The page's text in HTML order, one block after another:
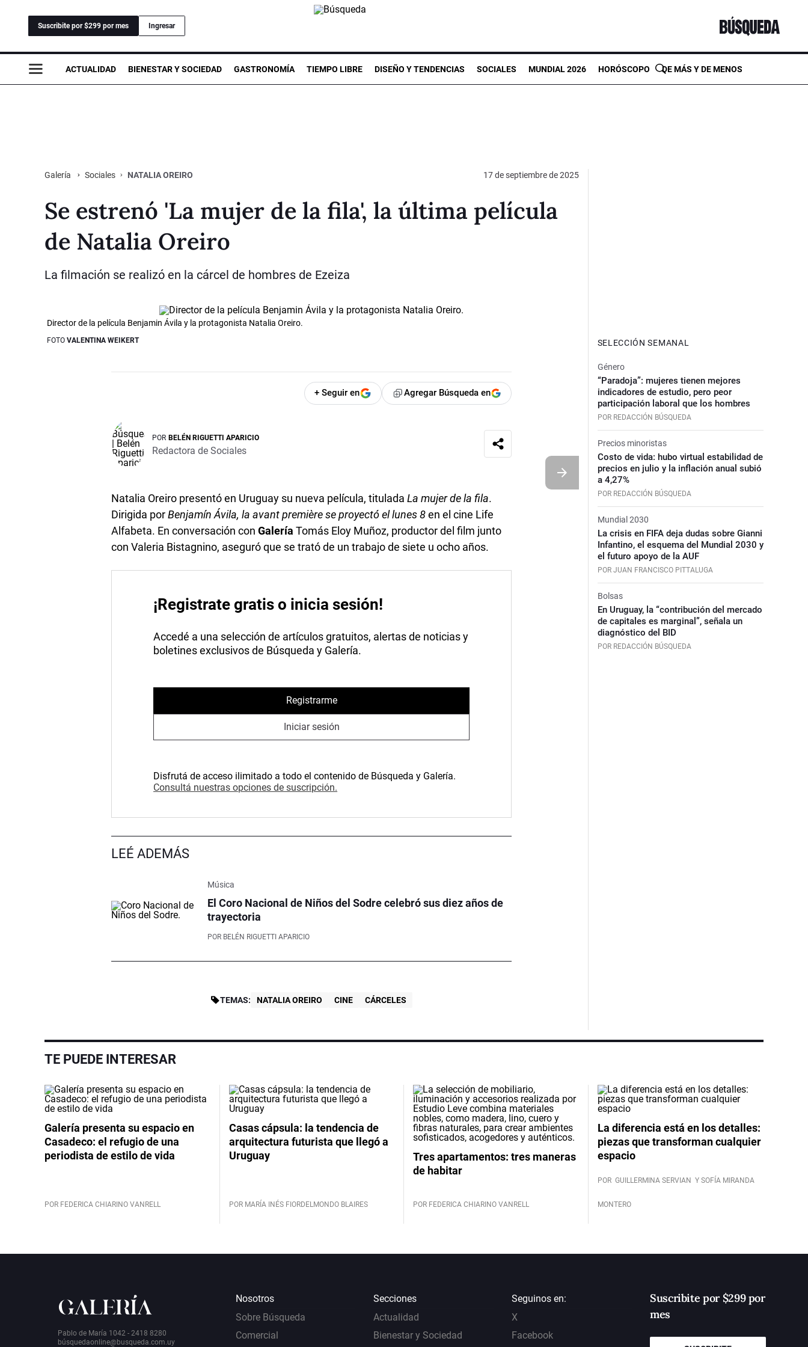
Suscribite por $299 por mes Ingresar
ACTUALIDAD BIENESTAR Y SOCIEDAD GASTRONOMÍA TIEMPO LIBRE DISEÑO Y TENDENCIAS SOCIALES MUNDIAL 2026 HORÓSCOPO DE MÁS Y DE MENOS
Galería Sociales NATALIA OREIRO 17 de septiembre de 2025
Se estrenó 'La mujer de la fila', la última película
de Natalia Oreiro
La filmación se realizó en la cárcel de hombres de Ezeiza
Director de la película Benjamin Ávila y la protagonista Natalia Oreiro.
FOTO VALENTINA WEIKERT
+ Seguir en Agregar Búsqueda en
POR BELÉN RIGUETTI APARICIO
Redactora de Sociales
Natalia Oreiro presentó en Uruguay su nueva película, tituladaLa mujer de la fila.
Dirigida porBenjamín Ávila, laavant premièrese proyectó el lunes 8en el cine Life
Alfabeta. En conversación conGalería Tomás Eloy Muñoz, productor del film junto
con Valeria Bistagnino, aseguró que se trató de un trabajo de siete u ocho años.
¡Registrate gratis o inicia sesión!
Accedé a una selección de artículos gratuitos, alertas de noticias y
boletines exclusivos de Búsqueda y Galería.
Registrarme
Iniciar sesión
Disfrutá de acceso ilimitado a todo el contenido de Búsqueda y Galería.
Consultá nuestras opciones de suscripción.
LEÉ ADEMÁS
Música
El Coro Nacional de Niños del Sodre celebró sus diez años de
trayectoria
POR BELÉN RIGUETTI APARICIO
TEMAS: NATALIA OREIRO CINE CÁRCELES
SELECCIÓN SEMANAL
Género
“Paradoja”: mujeres tienen mejores
indicadores de estudio, pero peor
participación laboral que los hombres
POR REDACCIÓN BÚSQUEDA
Precios minoristas
Costo de vida: hubo virtual estabilidad de
precios en julio y la inflación anual subió
a 4,27%
POR REDACCIÓN BÚSQUEDA
Mundial 2030
La crisis en FIFA deja dudas sobre Gianni
Infantino, el esquema del Mundial 2030 y
el futuro apoyo de la AUF
POR JUAN FRANCISCO PITTALUGA
Bolsas
En Uruguay, la “contribución del mercado
de capitales es marginal”, señala un
diagnóstico del BID
POR REDACCIÓN BÚSQUEDA
TE PUEDE INTERESAR
Galería presenta su espacio en
Casadeco: el refugio de una
periodista de estilo de vida
POR FEDERICA CHIARINO VANRELL
Casas cápsula: la tendencia de
arquitectura futurista que llegó a
Uruguay
POR MARÍA INÉS FIORDELMONDO BLAIRES
Tres apartamentos: tres maneras
de habitar
POR FEDERICA CHIARINO VANRELL
La diferencia está en los detalles:
piezas que transforman cualquier
espacio
POR GUILLERMINA SERVIAN Y SOFÍA MIRANDA
MONTERO
Pablo de María 1042 - 2418 8280
búsquedaonline@busqueda.com.uy
Nosotros
Sobre Búsqueda
Comercial
Secciones
Actualidad
Bienestar y Sociedad
Seguinos en:
X
Facebook
Suscribite por $299 por
mes